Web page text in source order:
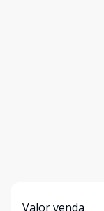
Valor venda